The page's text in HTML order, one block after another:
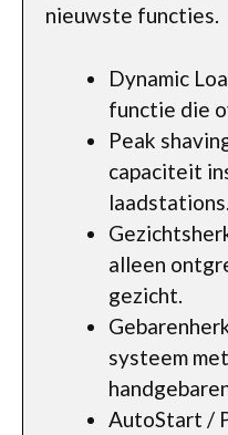
nieuwste functies.
Dynamic
functie die
Peak
capaciteit
laadstations.
alleen
gezicht.
systeem
AutoStart /